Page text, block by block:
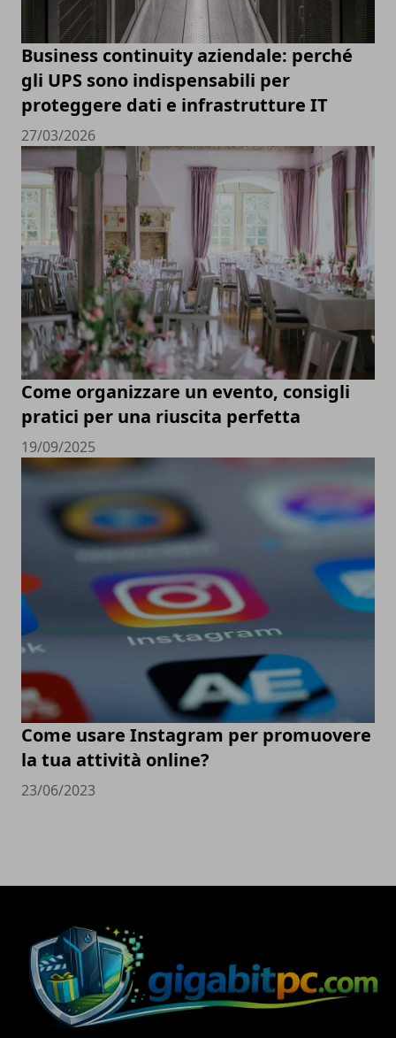
Business continuity aziendale: perché
gli UPS sono indispensabili per
proteggere dati e infrastrutture IT
27/03/2026
Come organizzare un evento, consigli
pratici per una riuscita perfetta
19/09/2025
Come usare Instagram per promuovere
la tua attività online?
23/06/2023